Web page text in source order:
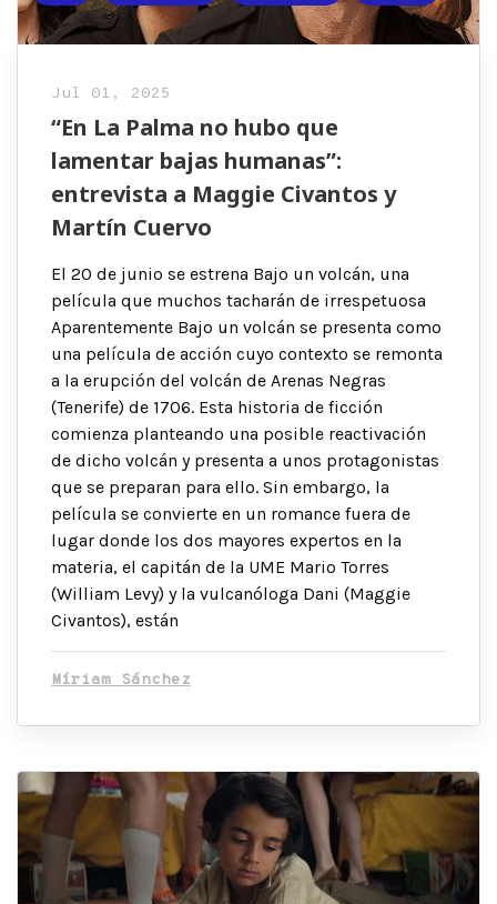
Jul 01, 2025
“En La Palma no hubo que
lamentar bajas humanas”:
entrevista a Maggie Civantos y
Martín Cuervo
El 20 de junio se estrena Bajo un volcán, una
película que muchos tacharán de irrespetuosa
Aparentemente Bajo un volcán se presenta como
una película de acción cuyo contexto se remonta
a la erupción del volcán de Arenas Negras
(Tenerife) de 1706. Esta historia de ficción
comienza planteando una posible reactivación
de dicho volcán y presenta a unos protagonistas
que se preparan para ello. Sin embargo, la
película se convierte en un romance fuera de
lugar donde los dos mayores expertos en la
materia, el capitán de la UME Mario Torres
(William Levy) y la vulcanóloga Dani (Maggie
Civantos), están
Míriam Sánchez